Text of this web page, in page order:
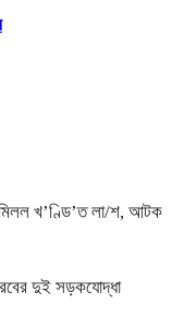
মিলল খ’ণ্ডি’ত লা/শ, আটক
দুই সড়কযোদ্ধা